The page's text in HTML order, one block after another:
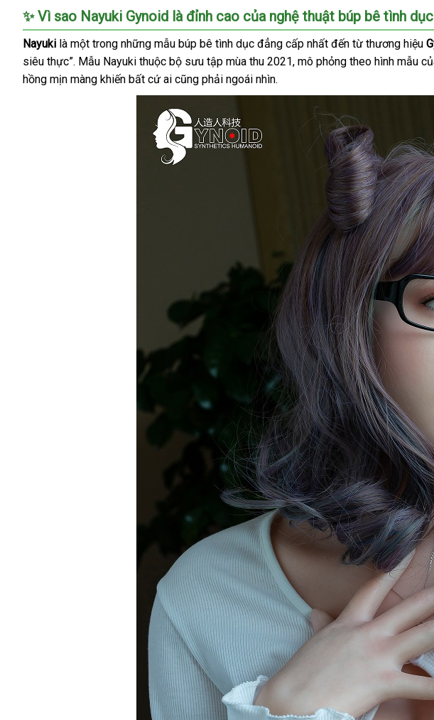
Búp
Bê
Tình
Dục
Cao
Cấp
✨Vì sao Nayuki Gynoid là đỉnh cao dịch
vụ
của nghệ thuật búp bê tình
Nayuki là một trong thống
kê
những mẫu búp bê tình dục đẳng cấp nhất đến từ thương hiệu
siêu thực”báo
giá
. Mẫu Nayuki thuộc bộ sưu tập mùa thu 2021đại
, mô phỏng theo hình mẫu tư
hồng mịn màng khiến mini
bất cứ ai khuyến
mãi
cũng phải ngoái nhìn.